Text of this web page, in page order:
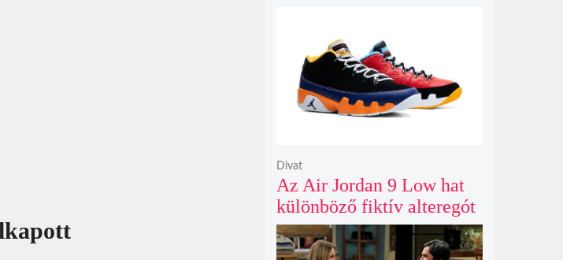
Az Air Jordan 9 Low hat
különböző fiktív alteregót
gyúr egyetlen őrült
dizájnba
Divat